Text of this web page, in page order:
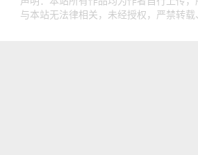
与本站无法律相关，未经授权，严禁转载